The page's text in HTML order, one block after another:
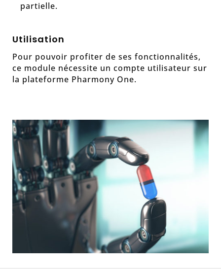
partielle.
Utilisation
Pour pouvoir profiter de ses fonctionnalités,
ce module nécessite un compte utilisateur sur
la plateforme Pharmony One.